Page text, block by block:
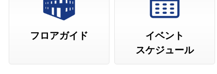
フロアガイド
イベント
スケジュール